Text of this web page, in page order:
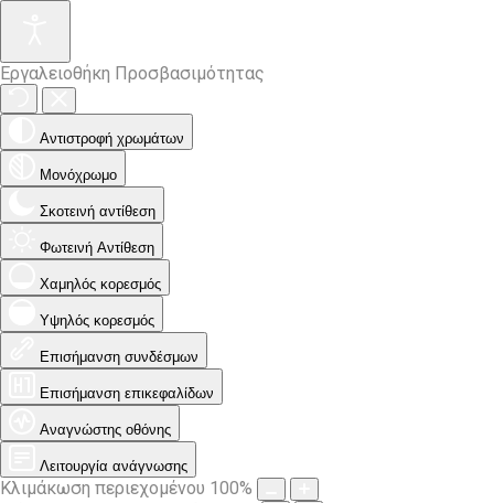
Εργαλειοθήκη Προσβασιμότητας
Αντιστροφή χρωμάτων
Μονόχρωμο
Σκοτεινή αντίθεση
Φωτεινή Αντίθεση
Χαμηλός κορεσμός
Υψηλός κορεσμός
Επισήμανση συνδέσμων
Επισήμανση επικεφαλίδων
Αναγνώστης οθόνης
Λειτουργία ανάγνωσης
Κλιμάκωση περιεχομένου 100%